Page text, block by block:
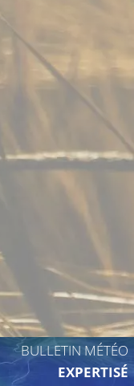
BULLETIN MÉTÉO
EXPERTISÉ